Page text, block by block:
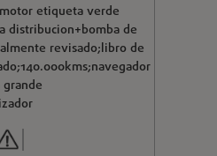
etiqueta verde
distribucion+bomba de
revisado;libro de